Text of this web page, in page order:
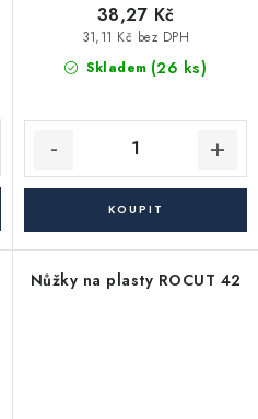
Skladem (26 ks)
31,11 Kč bez DPH
38,27 Kč
Nůžky na plasty ROCUT 42